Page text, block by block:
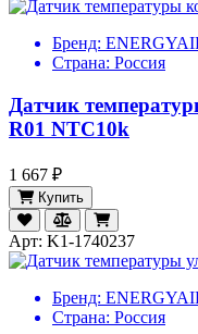
Бренд:
Страна: Россия
Датчик
R01 NTC10k
1 667 ₽
Купить
Арт: K1-1740237
Бренд:
Страна: Россия